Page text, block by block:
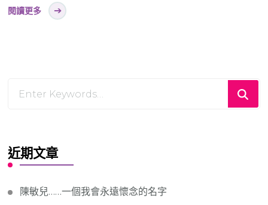
閱讀更多
近期文章
陳敏兒……一個我會永遠懷念的名字